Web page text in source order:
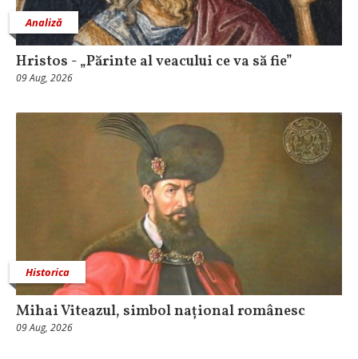
Analiză
Hristos - „Părinte al veacului ce va să fie”
09 Aug, 2026
Historica
Mihai Viteazul, simbol național românesc
09 Aug, 2026